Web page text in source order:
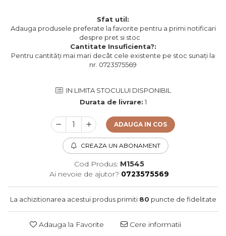
Sfat util:
Adauga produsele preferate la favorite pentru a primi notificari
despre pret si stoc
Cantitate Insuficienta?:
Pentru cantități mai mari decât cele existente pe stoc sunați la
nr. 0723575569
IN LIMITA STOCULUI DISPONIBIL
Durata de livrare: 1
ADAUGA IN COS
CREAZA UN ABONAMENT
Cod Produs: M1545
Ai nevoie de ajutor? 0723575569
La achizitionarea acestui produs primiti 80 puncte de fidelitate
Adauga la Favorite Cere informatii